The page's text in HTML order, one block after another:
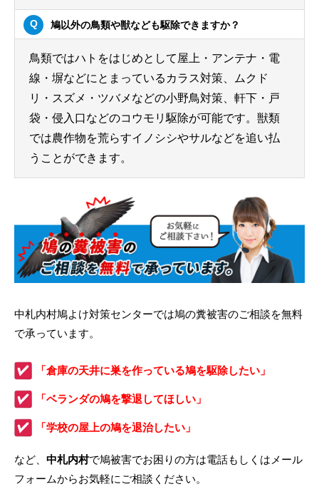
鳩以外の鳥類や獣なども駆除できますか？
鳥類ではハトをはじめとして屋上・アンテナ・電
線・塀などにとまっているカラス対策、ムクド
リ・スズメ・ツバメなどの小野鳥対策、軒下・戸
袋・侵入口などのコウモリ駆除が可能です。獣類
では農作物を荒らすイノシシやサルなどを追い払
うことができます。
中札内村鳩よけ対策センターでは鳩の糞被害のご相談を無料
で承っています。
「倉庫の天井に巣を作っている鳩を駆除したい」
「ベランダの鳩を撃退してほしい」
「学校の屋上の鳩を退治したい」
など、 中札内村で鳩被害でお困りの方は電話もしくはメール
フォームからお気軽にご相談ください。